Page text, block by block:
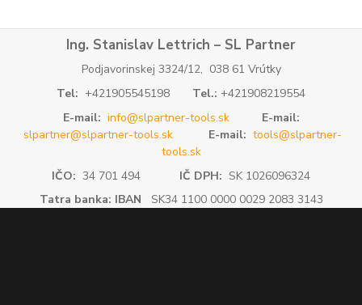
Ing. Stanislav Lettrich – SL Partner
Podjavorinskej 3324/12, 038 61 Vrútky
Tel: +421905545198 Tel.: +421908219554
E-mail: info@slpartner-tools.sk
E-mail:
slpartner@slpartner-tools.sk
E-mail: tools@slpartner-
tools.sk
IČO: 34 701 494 IČ DPH: SK 1026096324
Tatra banka: IBAN SK34 1100 0000 0029 2083 3143